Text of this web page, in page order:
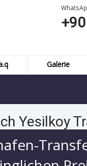
Galerie
Yesilkoy